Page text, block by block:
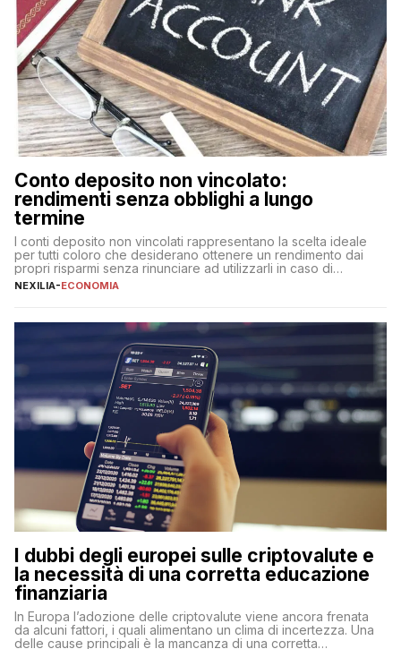
Conto deposito non vincolato:
rendimenti senza obblighi a lungo
termine
I conti deposito non vincolati rappresentano la scelta ideale
per tutti coloro che desiderano ottenere un rendimento dai
propri risparmi senza rinunciare ad utilizzarli in caso di
necessità. A differenza delle forme vincolate tradizionali,
flessibilità e rendimento. Come funzionano […]
NEXILIA-ECONOMIA
I dubbi degli europei sulle criptovalute e
la necessità di una corretta educazione
finanziaria
In Europa l’adozione delle criptovalute viene ancora frenata
da alcuni fattori, i quali alimentano un clima di incertezza. Una
delle cause principali è la mancanza di una corretta